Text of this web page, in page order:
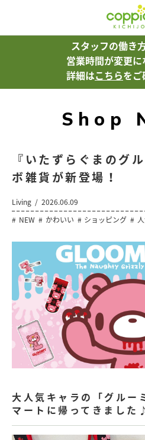
スタッフの働き
営業時間が変更に
詳細はこちらを
Shop
『いたずらぐまのグ
ボ雑貨が新登場！
Living
2026.06.09
NEW
かわいい ショッピング
大人気キャラの「グルー
マートに帰ってきました♪